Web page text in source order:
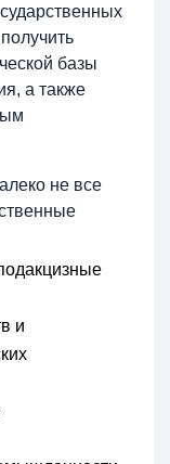
базы
а также
не все
и